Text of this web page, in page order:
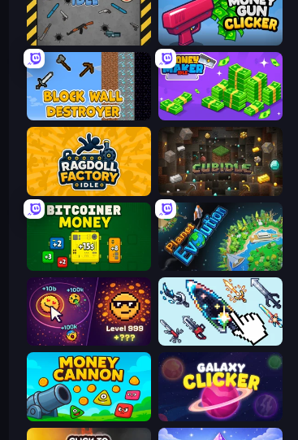
Gun Bounce Idle Money Gun Clicker
Block Wall Destroyer Money Maker Idle
Ragdoll Factory Idle Cubidle
BitCoiner Planet Evolution: Idle Clicker
Dominate All Shapes Sword Adventure Idle
Money Cannon Galaxy Clicker